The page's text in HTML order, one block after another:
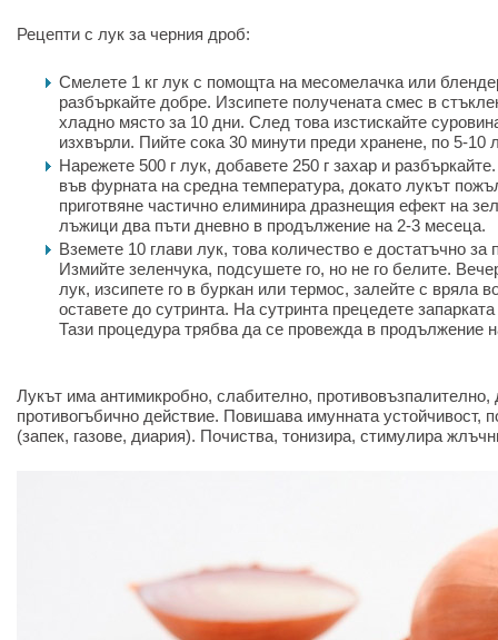
Рецепти с лук за черния дроб:
Смелете 1 кг лук с помощта на месомелачка или
разбъркайте добре. Изсипете получената смес в
хладно място за 10 дни. След това изстискайте
изхвърли. Пийте сока 30 минути преди хранене, по 5-10
Нарежете 500 г лук, добавете 250 г захар и
във фурната на средна температура, докато лукът
приготвяне частично елиминира дразнещия ефект на
лъжици два пъти дневно в продължение на 2-3 месеца.
Вземете 10 глави лук, това количество е достатъчно за
Измийте зеленчука, подсушете го, но не го белите.
лук, изсипете го в буркан или термос, залейте с вряла
оставете до сутринта. На сутринта прецедете
Тази процедура трябва да се провежда в продължение
Лукът има антимикробно, слабително, противовъзпалително,
противогъбично действие. Повишава имунната устойчивост,
(запек, газове, диария). Почиства, тонизира, стимулира